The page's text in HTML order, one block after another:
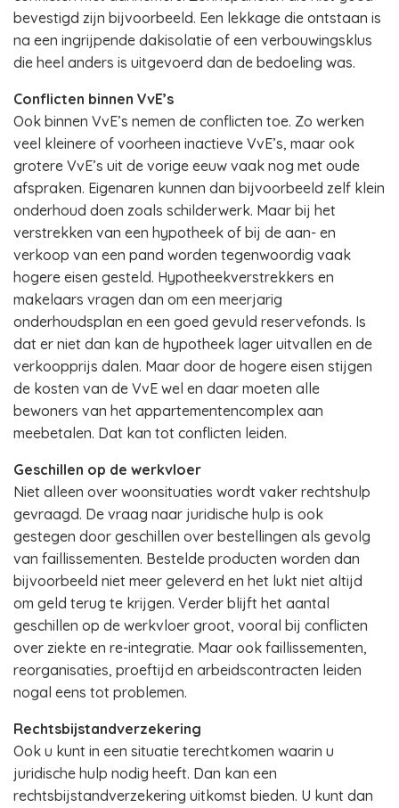
bevestigd zijn bijvoorbeeld. Een lekkage die ontstaan is
na een ingrijpende dakisolatie of een verbouwingsklus
die heel anders is uitgevoerd dan de bedoeling was.
Conflicten binnen VvE’s
Ook binnen VvE’s nemen de conflicten toe. Zo werken
veel kleinere of voorheen inactieve VvE’s, maar ook
grotere VvE’s uit de vorige eeuw vaak nog met oude
afspraken. Eigenaren kunnen dan bijvoorbeeld zelf klein
onderhoud doen zoals schilderwerk. Maar bij het
verstrekken van een hypotheek of bij de aan- en
verkoop van een pand worden tegenwoordig vaak
hogere eisen gesteld. Hypotheekverstrekkers en
makelaars vragen dan om een meerjarig
onderhoudsplan en een goed gevuld reservefonds. Is
dat er niet dan kan de hypotheek lager uitvallen en de
verkoopprijs dalen. Maar door de hogere eisen stijgen
de kosten van de VvE wel en daar moeten alle
bewoners van het appartementencomplex aan
meebetalen. Dat kan tot conflicten leiden.
Geschillen op de werkvloer
Niet alleen over woonsituaties wordt vaker rechtshulp
gevraagd. De vraag naar juridische hulp is ook
gestegen door geschillen over bestellingen als gevolg
van faillissementen. Bestelde producten worden dan
bijvoorbeeld niet meer geleverd en het lukt niet altijd
om geld terug te krijgen. Verder blijft het aantal
geschillen op de werkvloer groot, vooral bij conflicten
over ziekte en re-integratie. Maar ook faillissementen,
reorganisaties, proeftijd en arbeidscontracten leiden
nogal eens tot problemen.
Rechtsbijstandverzekering
Ook u kunt in een situatie terechtkomen waarin u
juridische hulp nodig heeft. Dan kan een
rechtsbijstandverzekering uitkomst bieden. U kunt dan